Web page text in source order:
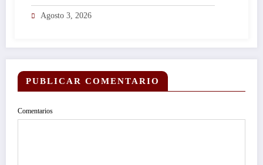
PIDE DIPUTADA ANDREA GORDILLO A
INSTITUCIONES…
Agosto 3, 2026
PUBLICAR COMENTARIO
Comentarios